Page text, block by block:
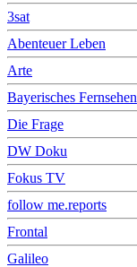
3sat
Abenteuer Leben
Arte
Bayerisches Fernsehen
Die Frage
DW Doku
Fokus TV
follow me.reports
Frontal
Galileo